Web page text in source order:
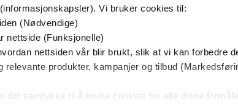
Vi bruker cookies til:
(Nødvendige)
nettside (Funksjonelle)
nettsiden vår blir brukt, slik at vi kan forbedre
produkter, kampanjer og tilbud
ditt samtykke til å bruke cookies for alle disse